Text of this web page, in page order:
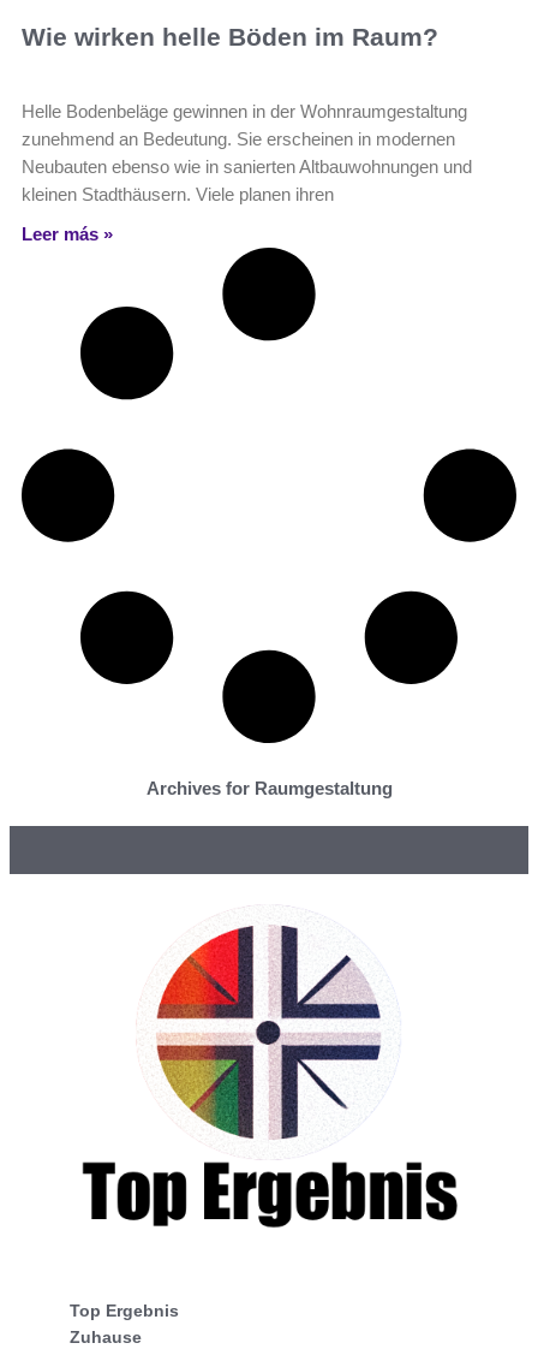
Wie wirken helle Böden im Raum?
Helle Bodenbeläge gewinnen in der Wohnraumgestaltung
zunehmend an Bedeutung. Sie erscheinen in modernen
Neubauten ebenso wie in sanierten Altbauwohnungen und
kleinen Stadthäusern. Viele planen ihren
Leer más »
Archives for Raumgestaltung
Top Ergebnis
Zuhause